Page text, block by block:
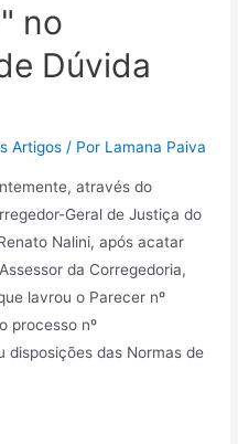
no
Dúvida
Artigos / Por Lamana Paiva
através do
Geral de Justiça do
Nalini, após acatar
da Corregedoria,
lavrou o Parecer nº
processo nº
disposições das Normas de